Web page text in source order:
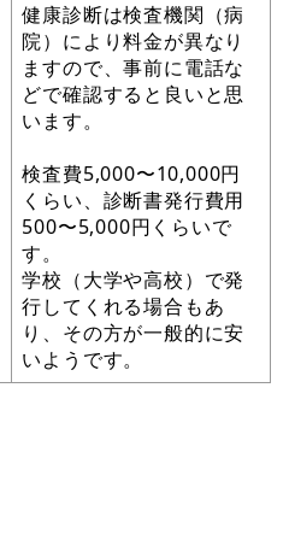
健康診断は検査機関（病
院）により料金が異なり
ますので、事前に電話な
どで確認すると良いと思
います。
検査費5,000〜10,000円
くらい、診断書発行費用
500〜5,000円くらいで
す。
学校（大学や高校）で発
行してくれる場合もあ
り、その方が一般的に安
いようです。